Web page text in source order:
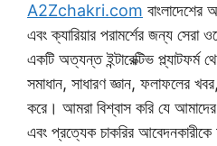
A2Zchakri.com বাংলাদেশের
এবং ক্যারিয়ার পরামর্শের জন্য সেরা
একটি অত্যন্ত ইন্টারেক্টিভ প্ল্যাটফর্ম
সমাধান, সাধারণ জ্ঞান, ফলাফলের
করে। আমরা বিশ্বাস করি যে আমাদের
এবং প্রত্যেক চাকরির আবেদনকারীকে